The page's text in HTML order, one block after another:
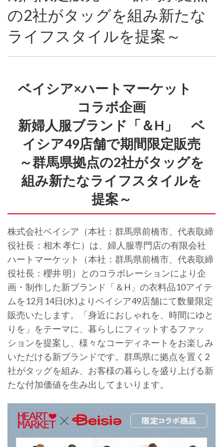
の2社がタッグを組み新たな
ライフスタイルを提案～
ベイシア×ハートマーケット
コラボ企画
新婦人服ブランド「＆H」 ベ
イシア49店舗で期間限定販売
～群馬県拠点の2社がタッグを
組み新たなライフスタイルを
提案～
株式会社ベイシア（本社：群馬県前橋市、代表取締
役社長：相木 孝仁）は、婦人服専門店の有限会社
ハートマーケット（本社：群馬県前橋市、代表取締
役社長：櫻井 明）とのコラボレーションにより企
画・制作した新ブランド「＆H」の衣料品10アイテ
ムを12月14日(水)よりベイシア49店舗にて数量限定
販売いたします。「身近におしゃれを、時間にゆと
りを」をテーマに、暮らしにフィットするファッ
ションを提案し、様々なコーディネートをお楽しみ
いただける新ブランドです。群馬県に拠点を置く2
社がタッグを組み、お客様の暮らしを盛り上げる新
たな付加価値を生み出してまいります。